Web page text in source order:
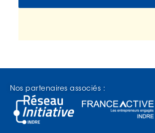
Nos partenaires associés :